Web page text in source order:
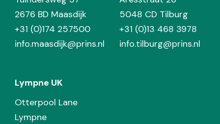
2676 BD Maasdijk
+31 (0)174 257500
info.maasdijk@prins.nl
5048 CD Tilburg
+31 (0)13 468 3978
info.tilburg@prins.nl
Lympne UK
Otterpool Lane
Lympne